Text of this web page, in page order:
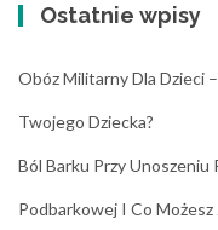
Ostatnie wpisy
Obóz Militarny Dla Dzieci
Twojego Dziecka?
Ból Barku Przy Unoszeniu
Podbarkowej I Co Możesz